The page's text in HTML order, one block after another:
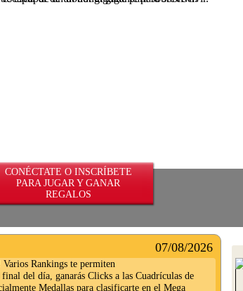
CONÉCTATE O INSCRÍBETE
PARA JUGAR Y GANAR
REGALOS
07/08/2026
Rankings te permiten
del día, ganarás Clicks a las Cuadrículas de
Medallas para clasificarte en el Mega